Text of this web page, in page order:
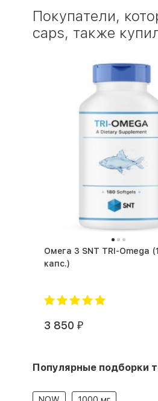
Покупатели,
caps, также
Омега 3 SNT TRI-Omega (180
капс.)
3 850 ₽
Популярные подборки